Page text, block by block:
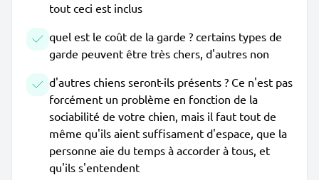
tout ceci est inclus
quel est le coût de la garde ? certains types de
garde peuvent être très chers, d'autres non
d'autres chiens seront-ils présents ? Ce n'est pas
forcément un problème en fonction de la
sociabilité de votre chien, mais il faut tout de
même qu'ils aient suffisament d'espace, que la
personne aie du temps à accorder à tous, et
qu'ils s'entendent